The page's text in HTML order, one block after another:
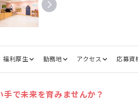
福利厚生 勤務地 アクセス 応募資
で未来を育みませんか？